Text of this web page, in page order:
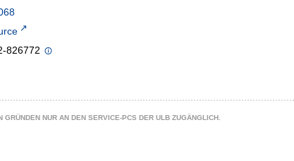
826772
NUR AN DEN SERVICE-PCS DER ULB ZUGÄNGLICH.